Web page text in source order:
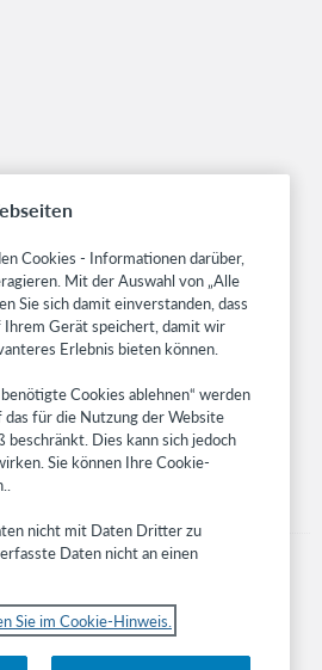
research, events, and much more—
Cookies - Informationen darüber,
Mit der Auswahl von „Alle
Sie sich damit einverstanden, dass
Gerät speichert, damit wir
Erlebnis bieten können.
Cookies ablehnen“ werden
für die Nutzung der Website
Dies kann sich jedoch
Sie können Ihre Cookie-
nicht mit Daten Dritter zu
Daten nicht an einen
Sie im Cookie-Hinweis.